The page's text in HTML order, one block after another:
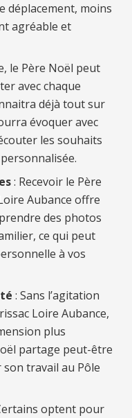
déplacement, moins
agréable et
le Père Noël peut
avec chaque
déjà tout sur
évoquer avec
les souhaits
: Recevoir le Père
Aubance offre
des photos
ce qui peut
à vos
: Sans l’agitation
Loire Aubance,
plus
partage peut-être
travail au Pôle
optent pour